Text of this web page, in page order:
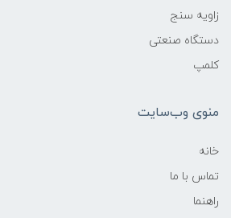
زاویه سنج
دستگاه صنعتی
کلمپ
منوی وب‌سایت
خانه
تماس با ما
راهنما